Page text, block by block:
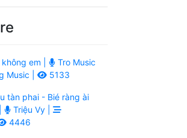
em |
Tro Music
Music | 5133
tàn phai - Bié ràng ài
Triệu Vy |
4446